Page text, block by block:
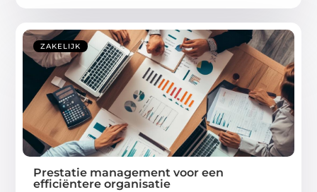
ZAKELIJK
Prestatie management voor een
efficiëntere organisatie